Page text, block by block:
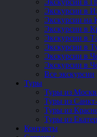
Экскурсии в
Экскурсии в
Экскурсии на
Экскурсии в
Экскурсии в
Экскурсии в
Экскурсии в
Экскурсии в
Все экскурсии
Туры
Туры из
Туры из
Туры из
Туры из
Контакты